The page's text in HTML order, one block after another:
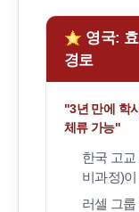
영국:
경로
"3년 만에 학
체류 가능"
한국 고
비과정)
러셀 그